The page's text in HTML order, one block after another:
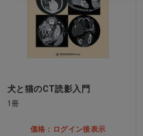
犬と猫のCT読影入門
1冊
価格：ログイン後表示